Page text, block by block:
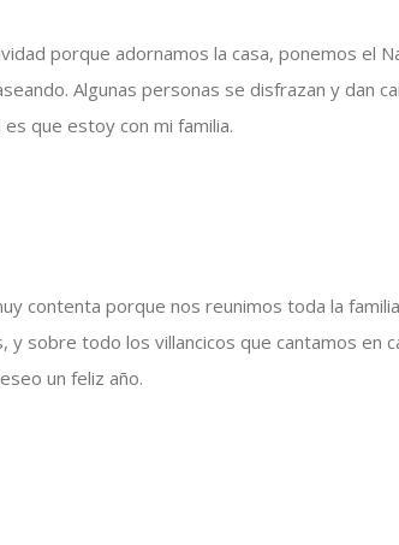
porque adornamos la casa, ponemos el
Algunas personas se disfrazan y dan
que estoy con mi familia.
contenta porque nos reunimos toda la
y sobre todo los villancicos que cantamos en
un feliz año.